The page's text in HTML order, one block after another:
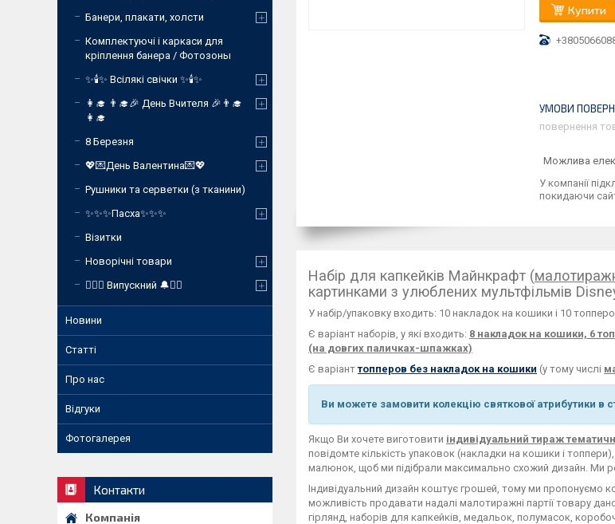
Купити
повернення
У компанії
покидаючи
Набір для капкейків Майнкрафт (
картинками з улюблених мультфільмів
У набір/упаковку входить: 10 накладок на кошики і 10
Є варіант наборів, у які входить: 8 накладок на кошики, 6
(на довгих паличках-шпажках)
Є варіанттопперов без накладок на кошики (у тому числі
Ви можете замовити колекцію святкової атрибутики в
Якщо Ви хочете виготовити індивідуальний тираж
повідомте кількість упаковок (накладки на кошики і
малюнок, щоб ми підібрали максимально схожий дизайн. Ми
Індивідуальний дизайн коштує грошей, тому ми пропонуємо
можливість продавати надалі малотиражні партії товару
гірлянд, наборів для капкейків, медальок, полумасок,
Банери, плакати, холсти
Комплектуючі і каркаси для
кріплення банера / Фотозоны
✨🕯️✨ Всілякі свічки ✨🕯️✨
👩‍🎓 👨‍🎓🎉 День Вчителя 🎉👨‍🎓
👩‍🎓
8 Березня
💖💌День Валентина💌💖
Рушники та серветки (з тканини)
✨✨✨Пасха✨✨✨
Візитки
Новорічні товари
❤️‍🔥🔔 Випускний 🔔❤️‍🔥
Новини
Статті
Про нас
Відгуки
Фотогалерея
Контакти